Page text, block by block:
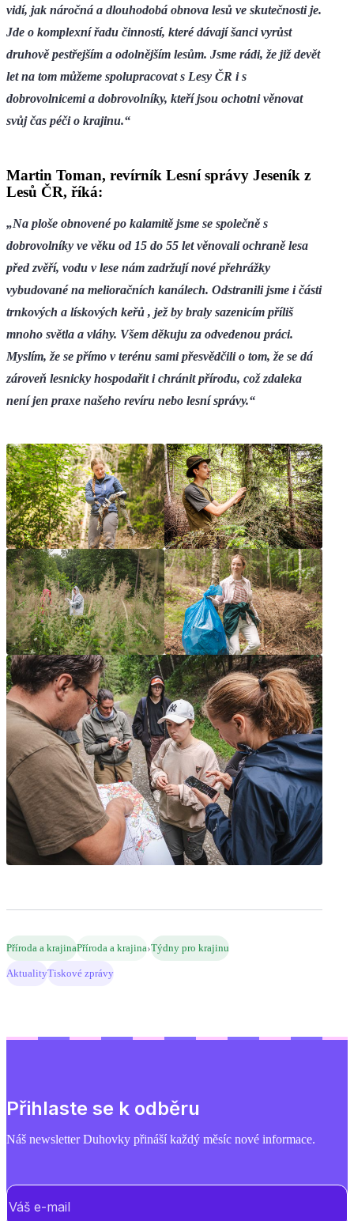
vidí, jak náročná a dlouhodobá obnova lesů ve skutečnosti je.
Jde o komplexní řadu činností, které dávají šanci vyrůst
druhově pestřejším a odolnějším lesům. Jsme rádi, že již devět
let na tom můžeme spolupracovat s Lesy ČR i s
dobrovolnicemi a dobrovolníky, kteří jsou ochotni věnovat
svůj čas péči o krajinu.“
Martin Toman, revírník Lesní správy Jeseník z
Lesů ČR, říká:
„Na ploše obnovené po kalamitě jsme se společně s
dobrovolníky ve věku od 15 do 55 let věnovali ochraně lesa
před zvěří, vodu v lese nám zadržují nové přehrážky
vybudované na melioračních kanálech. Odstranili jsme i části
trnkových a lískových keřů , jež by braly sazenicím příliš
mnoho světla a vláhy. Všem děkuju za odvedenou práci.
Myslím, že se přímo v terénu sami přesvědčili o tom, že se dá
zároveň lesnicky hospodařit i chránit přírodu, což zdaleka
není jen praxe našeho revíru nebo lesní správy.“
Příroda a krajinaPříroda a krajina›Týdny pro krajinu
AktualityTiskové zprávy
Přihlaste se k odběru
Náš newsletter Duhovky přináší každý měsíc nové informace.
E-mail